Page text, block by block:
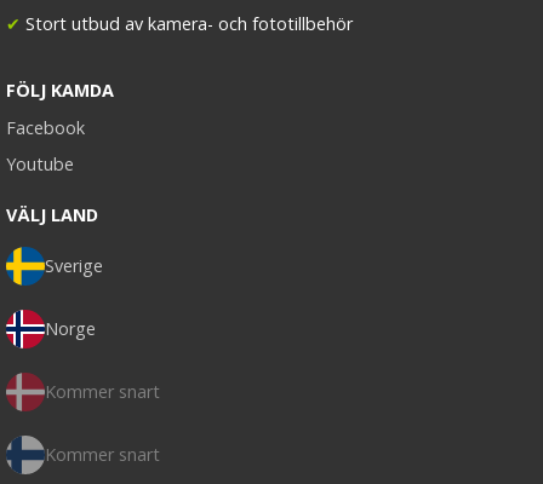
✔ Stort utbud av kamera- och fototillbehör
FÖLJ KAMDA
Facebook
Youtube
VÄLJ LAND
Sverige
Norge
Kommer snart
Kommer snart